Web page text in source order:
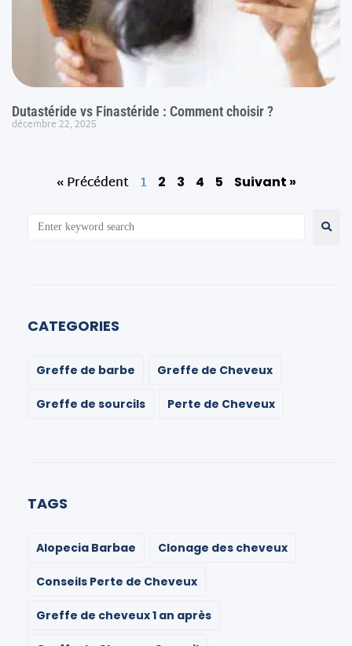
Dutastéride vs Finastéride : Comment choisir ?
décembre 22, 2025
« Précédent 1 2 3 4 5 Suivant »
CATEGORIES
Greffe de barbe Greffe de Cheveux
Greffe de sourcils Perte de Cheveux
TAGS
Alopecia Barbae Clonage des cheveux
Conseils Perte de Cheveux
Greffe de cheveux 1 an après